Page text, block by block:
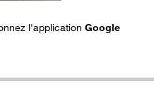
l'application Google